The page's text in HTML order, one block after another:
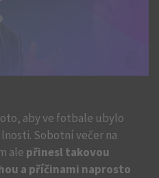
aby ve fotbale ubylo
Sobotní večer na
ale přinesl takovou
a příčinami naprosto